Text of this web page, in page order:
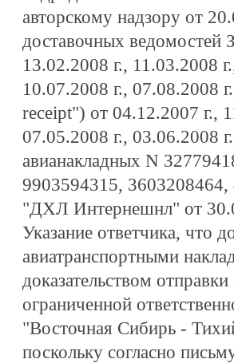
авторскому надзору от
доставочных
13.02.2008 г., 11.03.2008
10.07.2008 г., 07.08.2008
receipt") от 04.12.2007 г.,
07.05.2008 г., 03.06.2008
авианакладных N
9903594315,
"ДХЛ Интернешнл" от
Указание ответчика, что
авиатранспортными
доказательством
ограниченной
"Восточная Сибирь -
поскольку согласно